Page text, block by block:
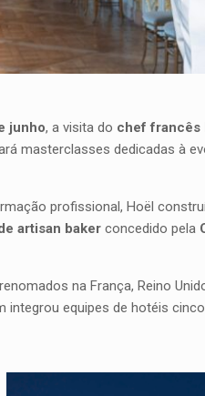
junho, a visita do chef francês
masterclasses dedicadas à
profissional, Hoël
artisan baker concedido pela
na França, Reino
integrou equipes de hotéis